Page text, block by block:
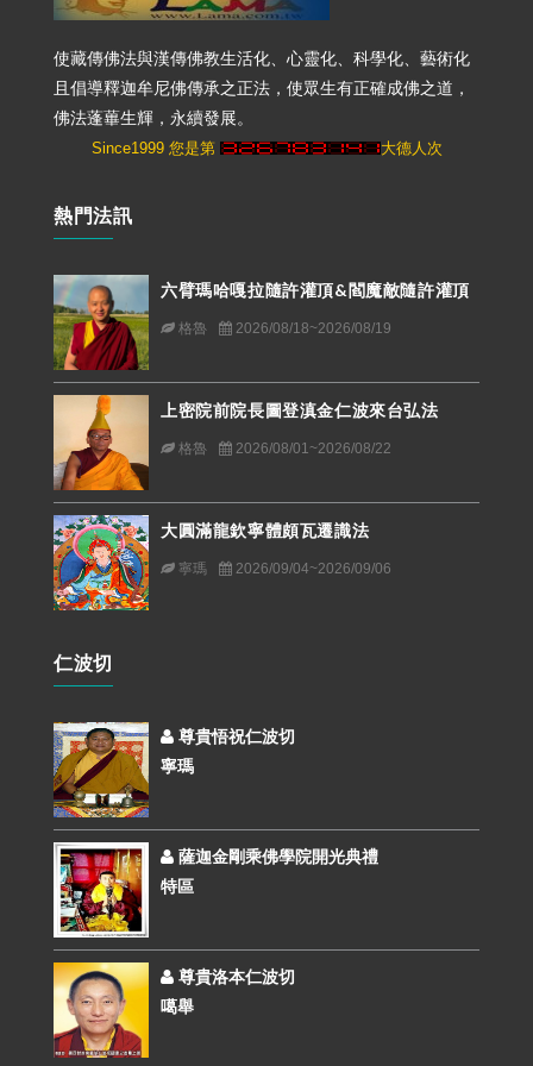
使藏傳佛法與漢傳佛教生活化、心靈化、科學化、藝術化
且倡導釋迦牟尼佛傳承之正法，使眾生有正確成佛之道，
佛法蓬蓽生輝，永續發展。
Since1999 您是第 大德人次
熱門法訊
六臂瑪哈嘎拉隨許灌頂&閻魔敵隨許灌頂
格魯 2026/08/18~2026/08/19
上密院前院長圖登滇金仁波來台弘法
格魯 2026/08/01~2026/08/22
大圓滿龍欽寧體頗瓦遷識法
寧瑪 2026/09/04~2026/09/06
仁波切
尊貴悟祝仁波切
寧瑪
薩迦金剛乘佛學院開光典禮
特區
尊貴洛本仁波切
噶舉